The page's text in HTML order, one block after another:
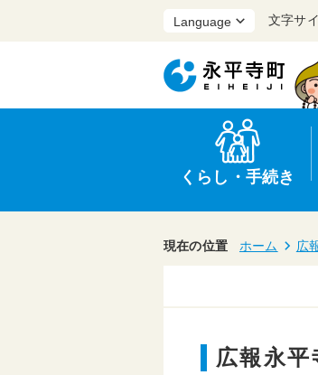
くらし・手続き
文字サ
現在の位置 ホーム 広
広報永